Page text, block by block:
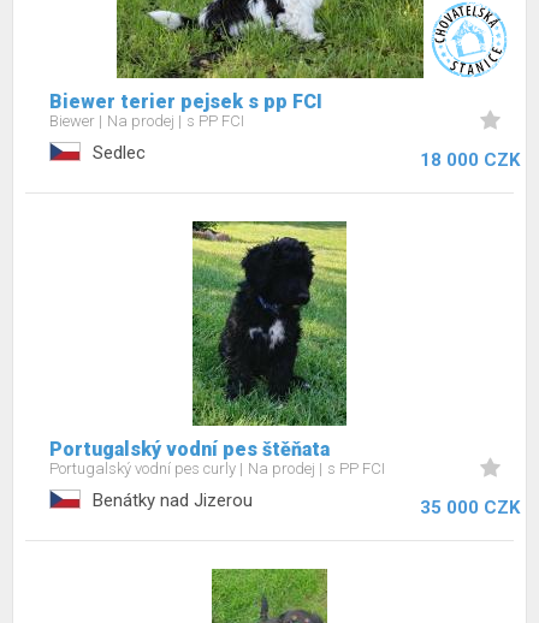
Biewer terier pejsek s pp FCI
Biewer Na prodej s PP FCI
Sedlec 18 000 CZK
Portugalský vodní pes štěňata
Portugalský vodní pes curly Na prodej s PP FCI
Benátky nad Jizerou 35 000 CZK